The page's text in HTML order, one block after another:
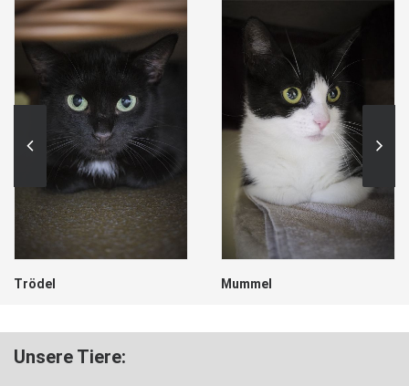
Trödel Mummel
Unsere Tiere: